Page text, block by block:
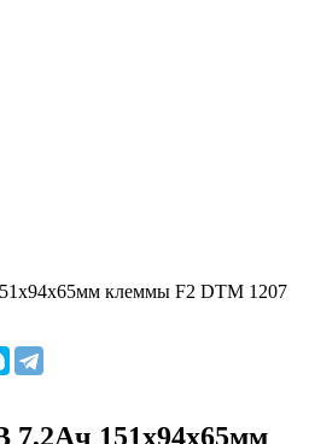
клеммы F2 DTM 1207
7,2Ач 151х94х65мм